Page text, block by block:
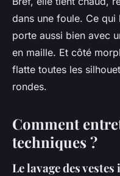
dans une foule. Ce qui
porte aussi bien avec
en maille. Et côté
flatte toutes les
rondes.
Comment
techniques ?
Le lavage des